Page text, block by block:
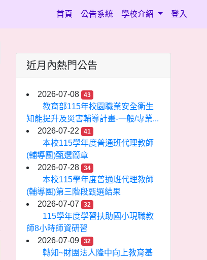
首頁 (current)
公告系統 學校介紹 登入
近月內熱門公告
2026-07-08 43
教育部115年校園職業安全衛生
知能提升及災害輔導計畫-一般/專業...
2026-07-22
41
本校115學年度普通班代理教師
(輔導團)甄選簡章
2026-07-28
34
本校115學年度普通班代理教師
(輔導團)第三階段甄選結果
2026-07-07
32
115學年度學習扶助國小現職教
師8小時師資研習
2026-07-09
32
轉知~財團法人隆中向上教育基